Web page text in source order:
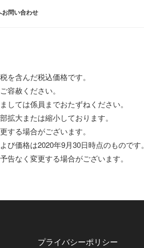
問い合わせ
を含んだ税込価格です。
容赦ください。
しては係員までおたずねください。
拡大または縮小しております。
する場合がございます。
び価格は2020年9月30日時点のものです。
告なく変更する場合がございます。
プライバシーポリシー